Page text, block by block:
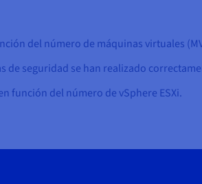
del número de máquinas virtuales
de seguridad se han realizado
función del número de vSphere ESXi.